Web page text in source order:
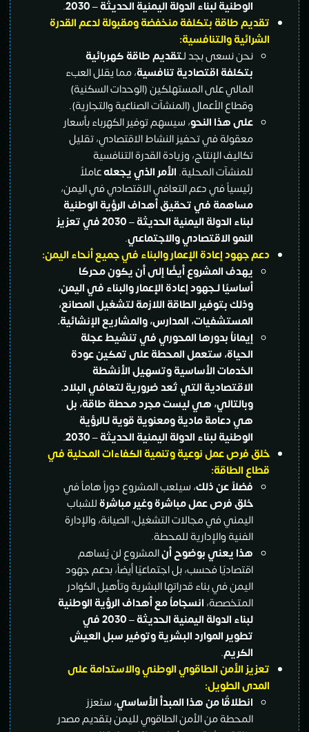
الوطنية لبناء الدولة اليمنية الحديثة – 2030
.
تقديم طاقة بتكلفة منخفضة ومقبولة لدعم القدرة
الشرائية والتنافسية:
نحن نسعى بجد لـتقديم طاقة كهربائية
بتكلفة اقتصادية تنافسية، مما يقلل العبء
المالي على المستهلكين (الوحدات السكنية)
وقطاع الأعمال (المنشآت الصناعية والتجارية).
على هذا النحو، سيسهم توفير الكهرباء بأسعار
معقولة في تحفيز النشاط الاقتصادي، تقليل
تكاليف الإنتاج، وزيادة القدرة التنافسية
للمنشآت المحلية. الأمر الذي يجعلهعاملاً
رئيسياً في دعم التعافي الاقتصادي في اليمن،
مساهمة في تحقيق أهداف الرؤية الوطنية
لبناء الدولة اليمنية الحديثة – 2030 في تعزيز
النمو الاقتصادي والاجتماعي.
دعم جهود إعادة الإعمار والبناء في جميع أنحاء اليمن:
يهدف المشروع أيضًا إلى أن يكون محركًا
أساسيًا لـجهود إعادة الإعمار والبناء في اليمن،
وذلك بتوفير الطاقة اللازمة لتشغيل المصانع،
المستشفيات، المدارس، والمشاريع الإنشائية.
إيماناً بدورها المحوري في تنشيط عجلة
الحياة، ستعمل المحطة على تمكين عودة
الخدمات الأساسية وتسهيل الأنشطة
الاقتصادية التي تُعد ضرورية لتعافي البلاد.
وبالتالي، هي ليست مجرد محطة طاقة، بل
هي دعامة مادية ومعنوية قوية لـالرؤية
الوطنية لبناء الدولة اليمنية الحديثة – 2030
.
خلق فرص عمل نوعية وتنمية الكفاءات المحلية في
قطاع الطاقة:
فضلاً عن ذلك، سيلعب المشروع دوراً هاماً في
خلق فرص عمل مباشرة وغير مباشرةللشباب
اليمني في مجالات التشغيل، الصيانة، والإدارة
الفنية والإدارية للمحطة.
هذا يعني بوضوح أنالمشروع لن يُساهم
اقتصاديًا فحسب، بل اجتماعيًا أيضاً، بدعم جهود
اليمن في بناء قدراتها البشرية وتأهيل الكوادر
المتخصصة، انسجاماً مع أهداف الرؤية الوطنية
لبناء الدولة اليمنية الحديثة – 2030 في
تطوير الموارد البشرية وتوفير سبل العيش
الكريم.
تعزيز الأمن الطاقوي الوطني والاستدامة على
المدى الطويل:
انطلاقًا من هذا المبدأ الأساسي، ستعزز
المحطة من الأمن الطاقوي لليمن بتقديم مصدر